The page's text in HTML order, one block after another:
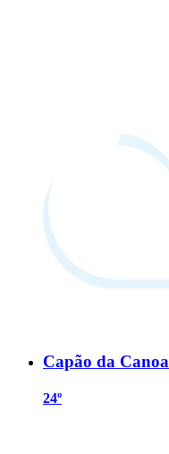
Capão da Canoa
24º